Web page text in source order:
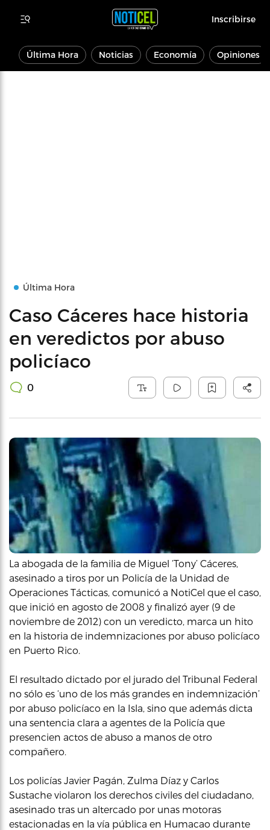
Inscribirse
Última Hora Noticias Economía Opiniones
Última Hora
Caso Cáceres hace historia
en veredictos por abuso
policíaco
0
La abogada de la familia de Miguel ‘Tony’ Cáceres,
asesinado a tiros por un Policía de la Unidad de
Operaciones Tácticas, comunicó a NotiCel que el caso,
que inició en agosto de 2008 y finalizó ayer (9 de
noviembre de 2012) con un veredicto, marca un hito
en la historia de indemnizaciones por abuso policíaco
en Puerto Rico.
El resultado dictado por el jurado del Tribunal Federal
no sólo es ‘uno de los más grandes en indemnización’
por abuso policíaco en la Isla, sino que además dicta
una sentencia clara a agentes de la Policía que
presencien actos de abuso a manos de otro
compañero.
Los policías Javier Pagán, Zulma Díaz y Carlos
Sustache violaron los derechos civiles del ciudadano, ​
asesinado tras un altercado por unas motoras
estacionadas en la vía pública en Humacao durante